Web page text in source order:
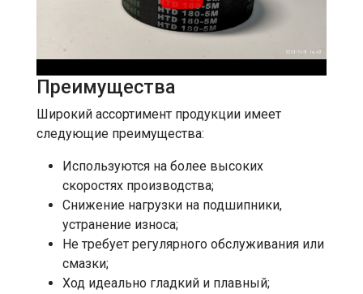
Преимущества
Широкий ассортимент продукции имеет
следующие преимущества:
Используются на более высоких
скоростях производства;
Снижение нагрузки на подшипники,
устранение износа;
Не требует регулярного обслуживания или
смазки;
Ход идеально гладкий и плавный;